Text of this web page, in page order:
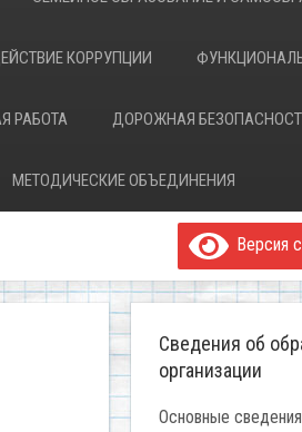
КОРРУПЦИИ
РАБОТА ДОРОЖНАЯ
МЕТОДИЧЕСКИЕ ОБЪЕДИНЕНИЯ
Версия
Сведения об
организации
Основные сведения